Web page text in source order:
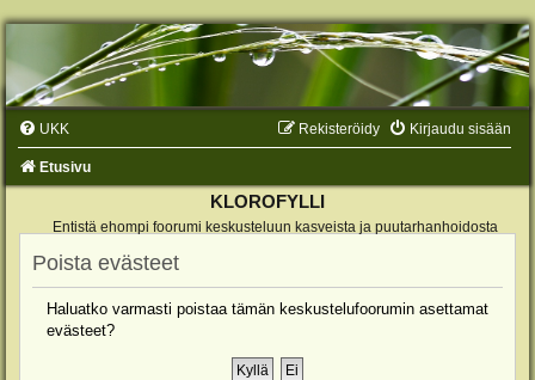
UKK Kirjaudu sisään
Rekisteröidy
Etusivu
KLOROFYLLI
Entistä ehompi foorumi keskusteluun kasveista ja puutarhanhoidosta
Poista evästeet
Haluatko varmasti poistaa tämän keskustelufoorumin asettamat
evästeet?